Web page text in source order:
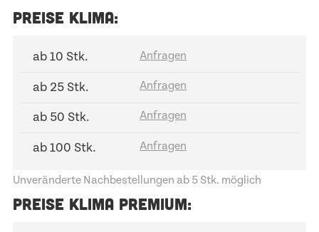
PREISE KLIMA:
ab 10 Stk.
ab 25 Stk.
ab 50 Stk.
ab 100 Stk.
Unveränderte Nachbestellungen ab 5 Stk. möglich
PREISE KLIMA PREMIUM: